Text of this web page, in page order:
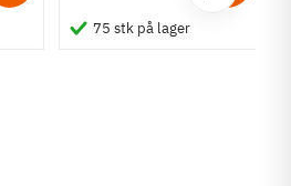
75 stk på lager